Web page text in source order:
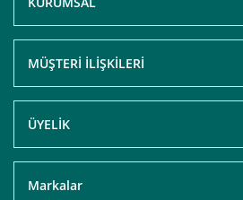
MÜŞTERİ İLİŞKİLERİ
ÜYELİK
Markalar